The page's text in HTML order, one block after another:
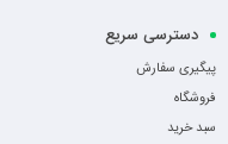
دسترسی سریع
پیگیری سفارش
فروشگاه
سبد خرید